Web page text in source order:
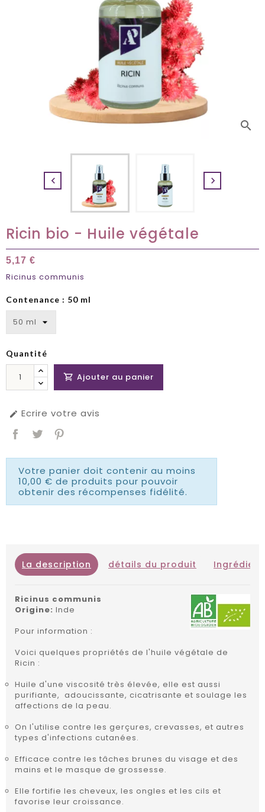
search
 
Ricin bio - Huile végétale
5,17 €
Ricinus communis
Contenance : 50 ml
Quantité
 Ajouter au panier
 Ecrire votre avis
Votre panier doit contenir au moins
10,00 € de produits pour pouvoir
obtenir des récompenses fidélité.
La description détails du produit
Ricinus communis
Origine: Inde
Pour information :
Voici quelques propriétés de l'huile végétale de
Ricin :
Huile d'une viscosité très élevée, elle est aussi
purifiante, adoucissante, cicatrisante et soulage les
affections de la peau.
On l'utilise contre les gerçures, crevasses, et autres
types d'infections cutanées.
Efficace contre les tâches brunes du visage et des
mains et le masque de grossesse.
Elle fortifie les cheveux, les ongles et les cils et
favorise leur croissance.